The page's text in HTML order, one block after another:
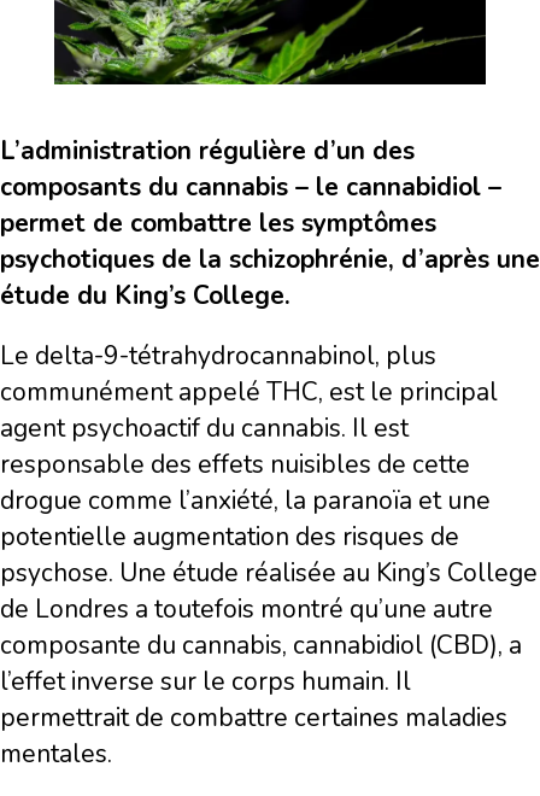
L’administration régulière d’un des
composants du cannabis – le cannabidiol –
permet de combattre les symptômes
psychotiques de la schizophrénie, d’après une
étude du King’s College.
Le delta-9-tétrahydrocannabinol, plus
communément appelé THC, est le principal
agent psychoactif du cannabis. Il est
responsable des effets nuisibles de cette
drogue comme l’anxiété, la paranoïa et une
potentielle augmentation des risques de
psychose. Une étude réalisée au King’s College
de Londres a toutefois montré qu’une autre
composante du cannabis, cannabidiol (CBD), a
l’effet inverse sur le corps humain. Il
permettrait de combattre certaines maladies
mentales.